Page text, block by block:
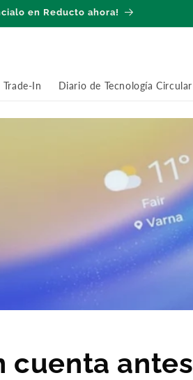
en Reducto ahora!
Trade-In Diario de Tecnología Circular
cuenta antes